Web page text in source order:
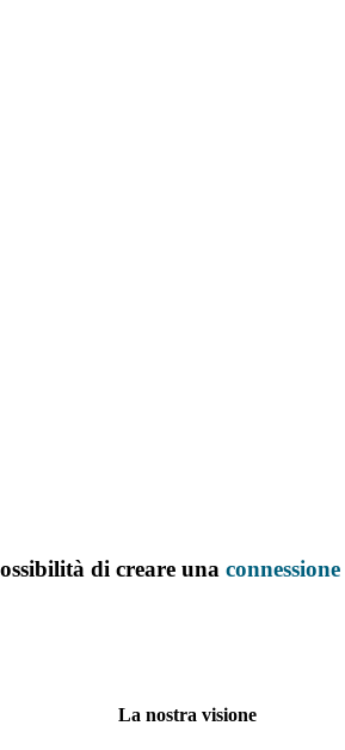
di creare una connessione
La nostra visione